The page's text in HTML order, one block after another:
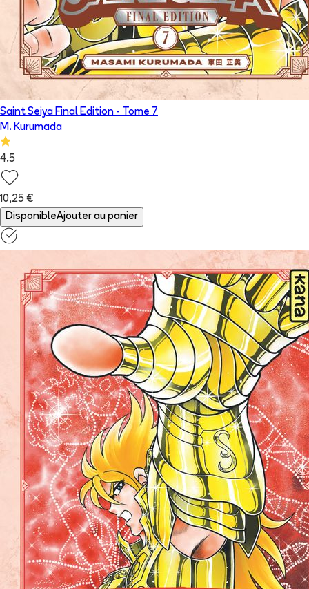
Saint Seiya Final Edition - Tome 7
M. Kurumada
4.5
10,25 €
DisponibleAjouter au panier